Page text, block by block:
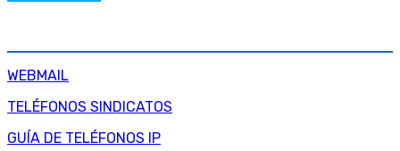
WEBMAIL
TELÉFONOS SINDICATOS
GUÍA DE TELÉFONOS IP